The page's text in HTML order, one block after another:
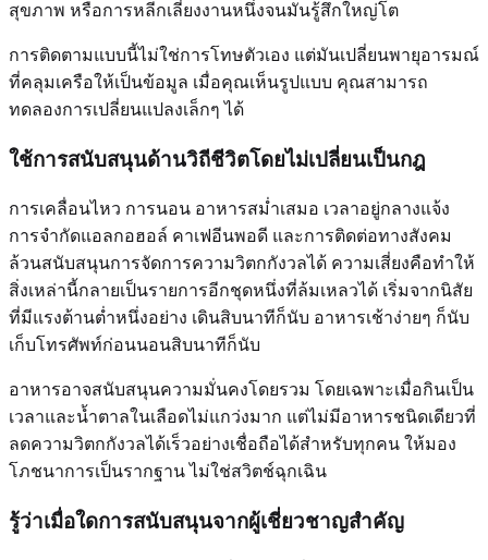
สุขภาพ หรือการหลีกเลี่ยงงานหนึ่งจนมันรู้สึกใหญ่โต
การติดตามแบบนี้ไม่ใช่การโทษตัวเอง แต่มันเปลี่ยนพายุอารมณ์
ที่คลุมเครือให้เป็นข้อมูล เมื่อคุณเห็นรูปแบบ คุณสามารถ
ทดลองการเปลี่ยนแปลงเล็กๆ ได้
ใช้การสนับสนุนด้านวิถีชีวิตโดยไม่เปลี่ยนเป็นกฎ
การเคลื่อนไหว การนอน อาหารสม่ำเสมอ เวลาอยู่กลางแจ้ง
การจำกัดแอลกอฮอล์ คาเฟอีนพอดี และการติดต่อทางสังคม
ล้วนสนับสนุนการจัดการความวิตกกังวลได้ ความเสี่ยงคือทำให้
สิ่งเหล่านี้กลายเป็นรายการอีกชุดหนึ่งที่ล้มเหลวได้ เริ่มจากนิสัย
ที่มีแรงต้านต่ำหนึ่งอย่าง เดินสิบนาทีก็นับ อาหารเช้าง่ายๆ ก็นับ
เก็บโทรศัพท์ก่อนนอนสิบนาทีก็นับ
อาหารอาจสนับสนุนความมั่นคงโดยรวม โดยเฉพาะเมื่อกินเป็น
เวลาและน้ำตาลในเลือดไม่แกว่งมาก แต่ไม่มีอาหารชนิดเดียวที่
ลดความวิตกกังวลได้เร็วอย่างเชื่อถือได้สำหรับทุกคน ให้มอง
โภชนาการเป็นรากฐาน ไม่ใช่สวิตช์ฉุกเฉิน
รู้ว่าเมื่อใดการสนับสนุนจากผู้เชี่ยวชาญสำคัญ